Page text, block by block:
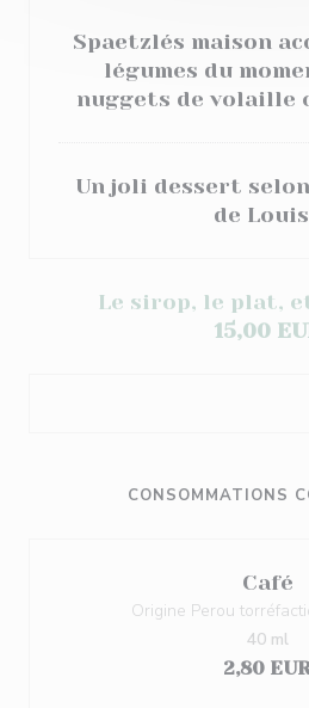
Spaetzlés maison
légumes du
nuggets de volaille
Un joli dessert
de
Le sirop, le plat,
15,00
CONSOMMATIONS
Café
Origine Perou
2,80
40 ml